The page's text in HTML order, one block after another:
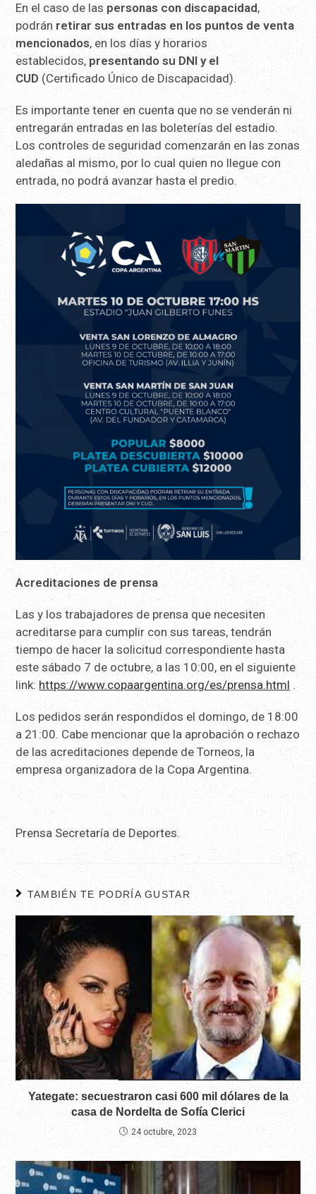
En el caso de las personas con discapacidad,
podrán retirar sus entradas en los puntos de venta
mencionados, en los días y horarios
establecidos, presentando su DNI y el
CUD (Certificado Único de Discapacidad).
Es importante tener en cuenta que no se venderán ni
entregarán entradas en las boleterías del estadio.
Los controles de seguridad comenzarán en las zonas
aledañas al mismo, por lo cual quien no llegue con
entrada, no podrá avanzar hasta el predio.
Acreditaciones de prensa
Las y los trabajadores de prensa que necesiten
acreditarse para cumplir con sus tareas, tendrán
tiempo de hacer la solicitud correspondiente hasta
este sábado 7 de octubre, a las 10:00, en el siguiente
link: https://www.copaargentina.org/es/prensa.html .
Los pedidos serán respondidos el domingo, de 18:00
a 21:00. Cabe mencionar que la aprobación o rechazo
de las acreditaciones depende de Torneos, la
empresa organizadora de la Copa Argentina.
Prensa Secretaría de Deportes.
TAMBIÉN TE PODRÍA GUSTAR
Yategate: secuestraron casi 600 mil dólares de la
casa de Nordelta de Sofía Clerici
24 octubre, 2023